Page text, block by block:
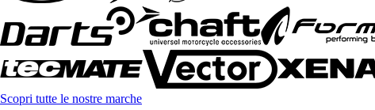
Scopri tutte le nostre marche